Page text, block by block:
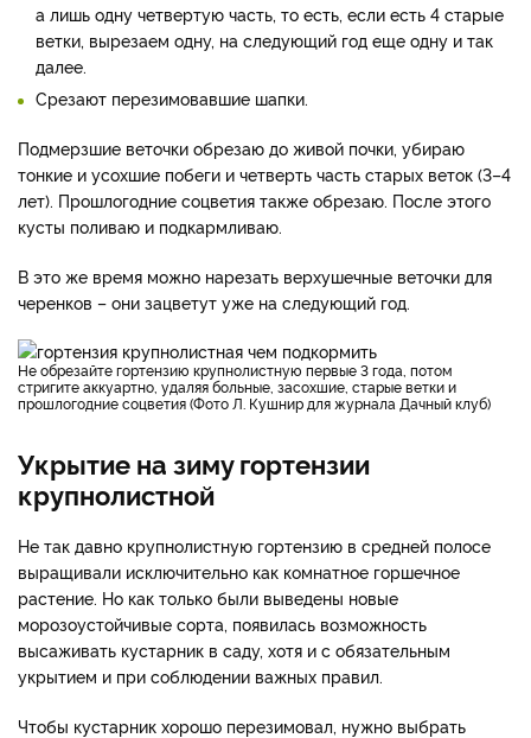
а лишь одну четвертую часть, то есть, если есть 4 старые
ветки, вырезаем одну, на следующий год еще одну и так
далее.
Срезают перезимовавшие шапки.
Подмерзшие веточки обрезаю до живой почки, убираю
тонкие и усохшие побеги и четверть часть старых веток (3–4
лет). Прошлогодние соцветия также обрезаю. После этого
кусты поливаю и подкармливаю.
В это же время можно нарезать верхушечные веточки для
черенков – они зацветут уже на следующий год.
Не обрезайте гортензию крупнолистную первые 3 года, потом
стригите аккуартно, удаляя больные, засохшие, старые ветки и
прошлогодние соцветия (Фото Л. Кушнир для журнала Дачный клуб)
Укрытие на зиму гортензии
крупнолистной
Не так давно крупнолистную гортензию в средней полосе
выращивали исключительно как комнатное горшечное
растение. Но как только были выведены новые
морозоустойчивые сорта, появилась возможность
высаживать кустарник в саду, хотя и с обязательным
укрытием и при соблюдении важных правил.
Чтобы кустарник хорошо перезимовал, нужно выбрать